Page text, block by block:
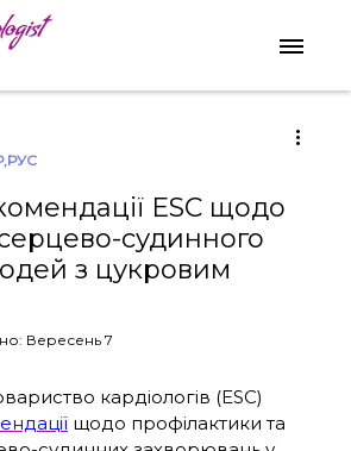
,РУС
ESC щодо
судинного
з цукровим
Вересень 7
кардіологів (ESC)
щодо профілактики та